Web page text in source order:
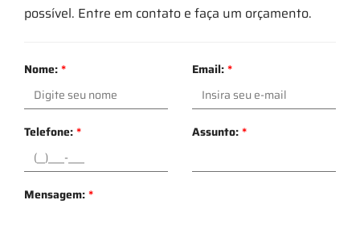
possível. Entre em contato e faça um orçamento.
Nome:* Email:*
Telefone:* Assunto:*
Mensagem:*